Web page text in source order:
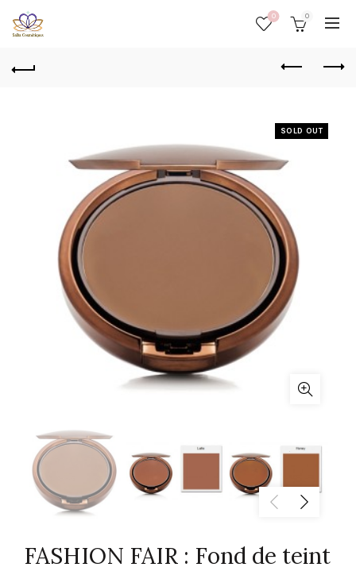
0 0
SOLD OUT
FASHION FAIR : Fond de teint